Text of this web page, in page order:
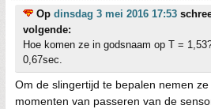
Op dinsdag 3 mei 2016 17:53
volgende:
Hoe komen ze in godsnaam op T =
0,67sec.
Om de slingertijd te bepalen nemen
momenten van passeren van de